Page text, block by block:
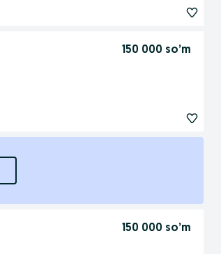
150 000 so’m
150 000 so’m